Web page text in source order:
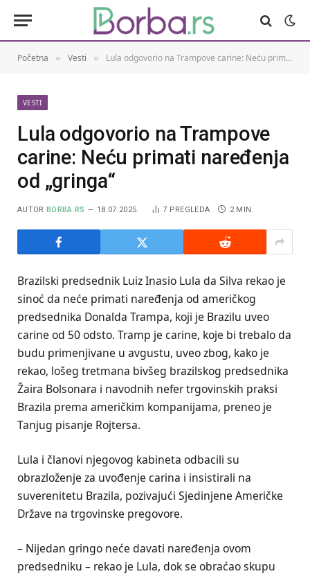
Početna » Vesti » Lula odgovorio na Trampove carine: Neću primati naređenja od „gringa“
VESTI
Lula odgovorio na Trampove
carine: Neću primati naređenja
od „gringa“
AUTOR BORBA.RS 18.07.2025. 7 PREGLEDA 2 MIN.
Brazilski predsednik Luiz Inasio Lula da Silva rekao je
sinoć da neće primati naređenja od američkog
predsednika Donalda Trampa, koji je Brazilu uveo
carine od 50 odsto. Tramp je carine, koje bi trebalo da
budu primenjivane u avgustu, uveo zbog, kako je
rekao, lošeg tretmana bivšeg brazilskog predsednika
Žaira Bolsonara i navodnih nefer trgovinskih praksi
Brazila prema američkim kompanijama, preneo je
Tanjug pisanje Rojtersa.
Lula i članovi njegovog kabineta odbacili su
obrazloženje za uvođenje carina i insistirali na
suverenitetu Brazila, pozivajući Sjedinjene Američke
Države na trgovinske pregovore.
– Nijedan gringo neće davati naređenja ovom
predsedniku – rekao je Lula, dok se obraćao skupu